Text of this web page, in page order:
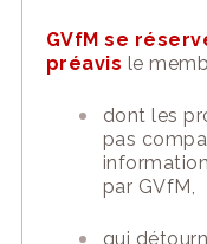
GVfM se
préavis le
dont les
pas
par GVfM,
qui